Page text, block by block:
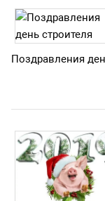
Поздравления